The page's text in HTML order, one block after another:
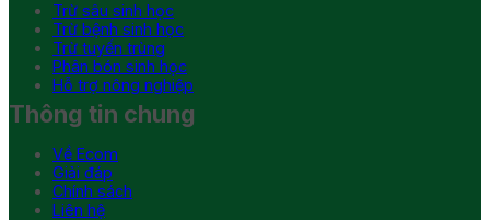
Trừ sâu sinh học
Trừ bệnh sinh học
Trừ tuyến trùng
Phân bón sinh học
Hỗ trợ nông nghiệp
Thông tin chung
Về Ecom
Giải đáp
Chính sách
Liên hệ